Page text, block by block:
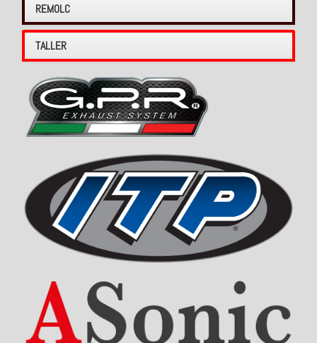
REMOLC
TALLER